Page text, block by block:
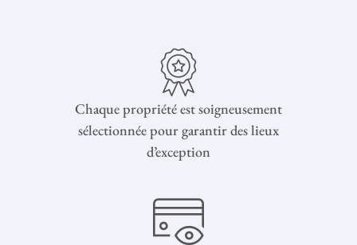
Chaque propriété est soigneusement
sélectionnée pour garantir des lieux
d’exception